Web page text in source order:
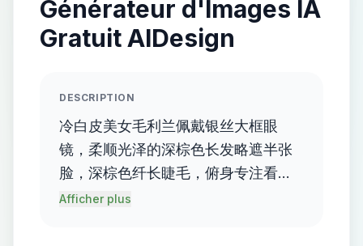
Générateur d'Images IA
Gratuit AIDesign
DESCRIPTION
冷白皮美女毛利兰佩戴银丝大框眼
镜，柔顺光泽的深棕色长发略遮半张
脸，深棕色纤长睫毛，俯身专注看笔
记本电脑，眼镜片映射出电脑屏幕，
Afficher plus